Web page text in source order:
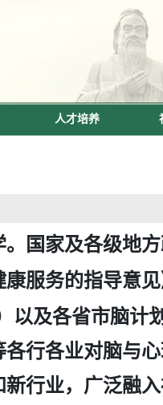
人才培养
国家及各级地
服务的指导意
以及各省市脑计
行各业对脑与
行业，广泛融